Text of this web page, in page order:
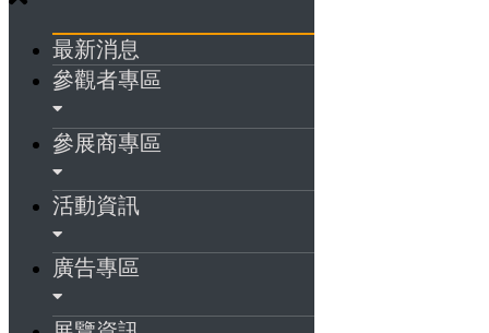
最新消息
參觀者專區
參展商專區
活動資訊
廣告專區